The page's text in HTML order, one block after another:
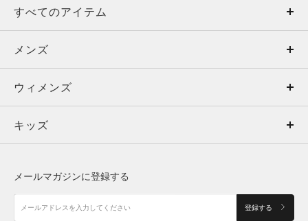
すべてのアイテム
メンズ
ウィメンズ
キッズ
アクセサリー
メンズ
トップス
ボトムス
アクセサリー
ウィメンズ
トップス
シューズ
キッズ
メールマガジンに登録する
登録する